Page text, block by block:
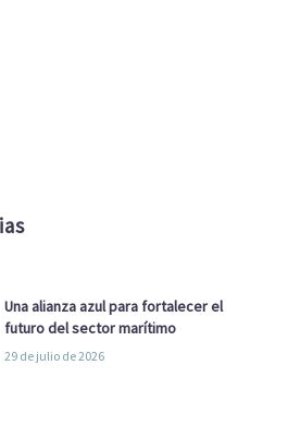
Una alianza azul para fortalecer el
futuro del sector marítimo
29 de julio de 2026